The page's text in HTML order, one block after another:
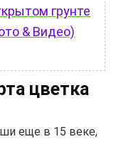
грунте
& Видео)
цветка
еще в 15 веке,